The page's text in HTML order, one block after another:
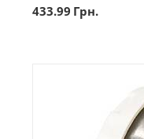
433.99 Грн.